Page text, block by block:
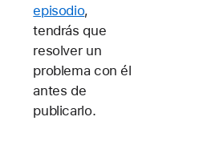
episodio,
tendrás que
resolver un
problema con él
antes de
publicarlo.